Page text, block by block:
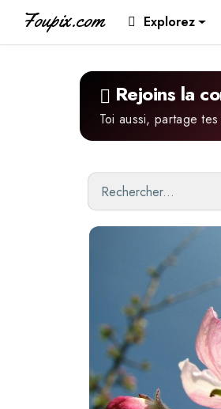
Foupix.com Explorez
Rejoins la
Toi aussi, partage